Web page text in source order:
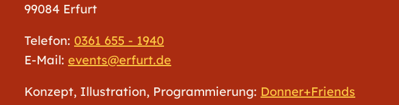
99084 Erfurt
Telefon: 0361 655 - 1940
E-Mail: events@erfurt.de
Konzept, Illustration, Programmierung: Donner+Friends